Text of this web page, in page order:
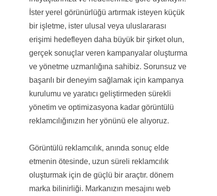
İster yerel görünürlüğü artırmak isteyen küçük
bir işletme, ister ulusal veya uluslararası
erişimi hedefleyen daha büyük bir şirket olun,
gerçek sonuçlar veren kampanyalar oluşturma
ve yönetme uzmanlığına sahibiz. Sorunsuz ve
başarılı bir deneyim sağlamak için kampanya
kurulumu ve yaratıcı geliştirmeden sürekli
yönetim ve optimizasyona kadar görüntülü
reklamcılığınızın her yönünü ele alıyoruz.
Görüntülü reklamcılık, anında sonuç elde
etmenin ötesinde, uzun süreli reklamcılık
oluşturmak için de güçlü bir araçtır. dönem
marka bilinirliği. Markanızın mesajını web